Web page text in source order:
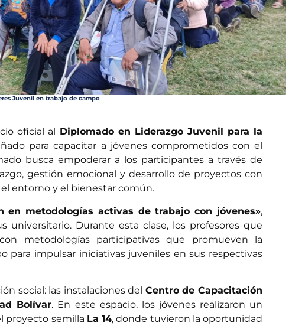
Juvenil en trabajo de campo
oficial al Diplomado en Liderazgo Juvenil para la
para capacitar a jóvenes comprometidos con el
busca empoderar a los participantes a través de
gestión emocional y desarrollo de proyectos con
entorno y el bienestar común.
en metodologías activas de trabajo con jóvenes»,
universitario. Durante esta clase, los profesores que
metodologías participativas que promueven la
para impulsar iniciativas juveniles en sus respectivas
social: las instalaciones del Centro de Capacitación
Bolívar. En este espacio, los jóvenes realizaron un
proyecto semilla La 14, donde tuvieron la oportunidad